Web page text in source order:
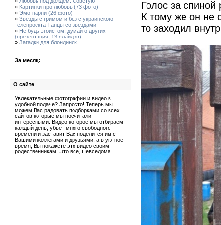
» Картинки про любовь (73 фото)
» Эмо-парни (26 фото)
» Звёзды с гримом и без с украинского
телепроекта Танцы со звездами
» Не будь эгоистом, думай о других
(презентация, 13 слайдов)
» Загадки для блондинок
За месяц:
О сайте
Увлекательные фотографии и видео в
удобной подаче? Запросто! Теперь мы
можем Вас радовать подборками со всех
сайтов которые мы посчитали
интересными. Видео которое мы отбираем
каждый день, убьет много свободного
времени и заставит Вас поделится им с
Вашими коллегами и друзьями, а в уютное
время, Вы покажете это видео своим
родественникам. Это все, Невседома.
Голос за спиной
К тому же он не
то заходил